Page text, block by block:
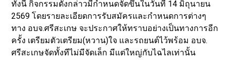
ทั้งนี้ กิจกรรมดังกล่าวมีกำหนดจัดขึ้นในวันที่ 14 มิถุนายน
2569 โดยรายละเอียดการรับสมัครและกำหนดการต่างๆ
ทาง อบจ.ศรีสะเกษ จะประกาศให้ทราบอย่างเป็นทางการอีก
ครั้ง เตรียมตัวเตรียม(หวาน)ใจ และรถยนต์ไว้พร้อม อบจ.
ศรีสะเกษจัดทั้งทีไม่มีจัดเล็ก มีแต่ใหญ่กับไฉไลเท่านั้น